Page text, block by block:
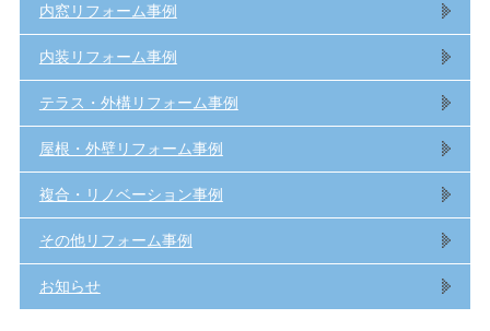
内窓リフォーム事例
内装リフォーム事例
テラス・外構リフォーム事例
屋根・外壁リフォーム事例
複合・リノベーション事例
その他リフォーム事例
お知らせ